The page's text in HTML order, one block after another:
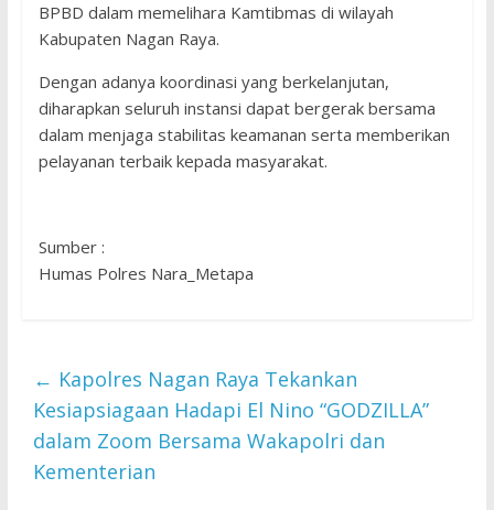
BPBD dalam memelihara Kamtibmas di wilayah
Kabupaten Nagan Raya.
Dengan adanya koordinasi yang berkelanjutan,
diharapkan seluruh instansi dapat bergerak bersama
dalam menjaga stabilitas keamanan serta memberikan
pelayanan terbaik kepada masyarakat.
Sumber :
Humas Polres Nara_Metapa
← Kapolres Nagan Raya Tekankan
Kesiapsiagaan Hadapi El Nino “GODZILLA”
dalam Zoom Bersama Wakapolri dan
Kementerian